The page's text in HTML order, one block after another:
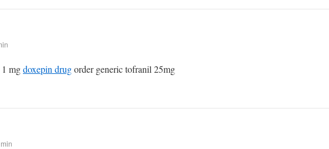
mgdoxepin drugorder generic tofranil 25mg